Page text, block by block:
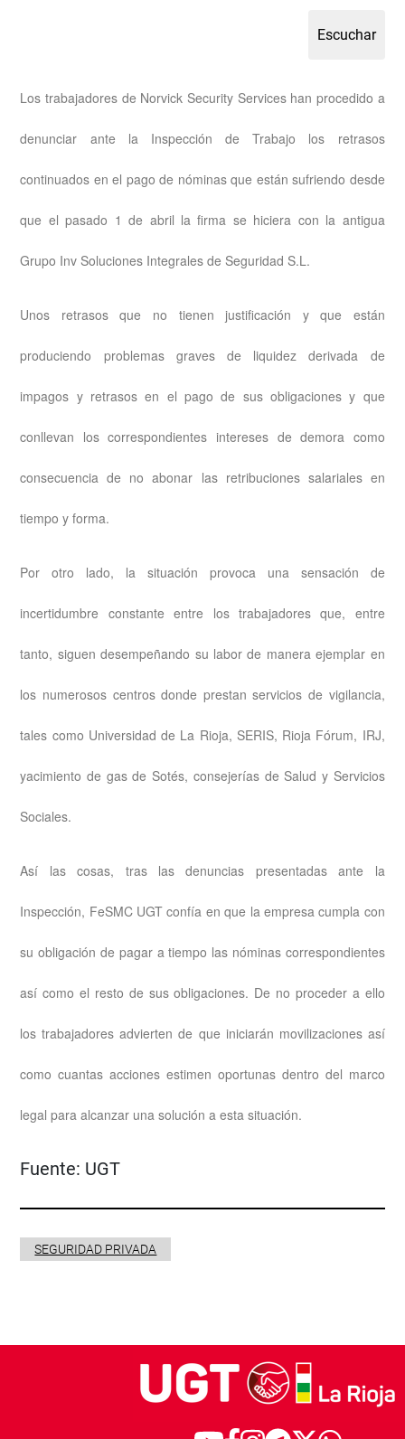
Los trabajadores de Norvick Security Services han procedido a
denunciar ante la Inspección de Trabajo los retrasos
continuados en el pago de nóminas que están sufriendo desde
que el pasado 1 de abril la firma se hiciera con la antigua
Grupo Inv Soluciones Integrales de Seguridad S.L.
Unos retrasos que no tienen justificación y que están
produciendo problemas graves de liquidez derivada de
impagos y retrasos en el pago de sus obligaciones y que
conllevan los correspondientes intereses de demora como
consecuencia de no abonar las retribuciones salariales en
tiempo y forma.
Por otro lado, la situación provoca una sensación de
incertidumbre constante entre los trabajadores que, entre
tanto, siguen desempeñando su labor de manera ejemplar en
los numerosos centros donde prestan servicios de vigilancia,
tales como Universidad de La Rioja, SERIS, Rioja Fórum, IRJ,
yacimiento de gas de Sotés, consejerías de Salud y Servicios
Sociales.
Así las cosas, tras las denuncias presentadas ante la
Inspección, FeSMC UGT confía en que la empresa cumpla con
su obligación de pagar a tiempo las nóminas correspondientes
así como el resto de sus obligaciones. De no proceder a ello
los trabajadores advierten de que iniciarán movilizaciones así
como cuantas acciones estimen oportunas dentro del marco
legal para alcanzar una solución a esta situación.
Fuente: UGT
SEGURIDAD PRIVADA